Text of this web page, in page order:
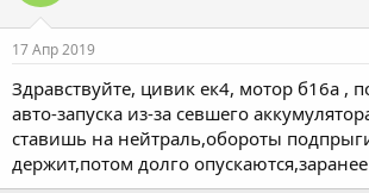
17 Апр 2019
Здравствуйте, цивик ек4, мотор б16а ,
авто-запуска из-за севшего
ставишь на нейтраль,обороты
держит,потом долго